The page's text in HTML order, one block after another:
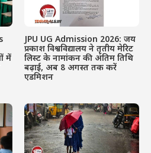
में
JPU UG Admission 2026: जय
प्रकाश विश्वविद्यालय ने तृतीय मेरिट
लिस्ट के नामांकन की अंतिम तिथि
बढ़ाई, अब 8 अगस्त तक करें
एडमिशन